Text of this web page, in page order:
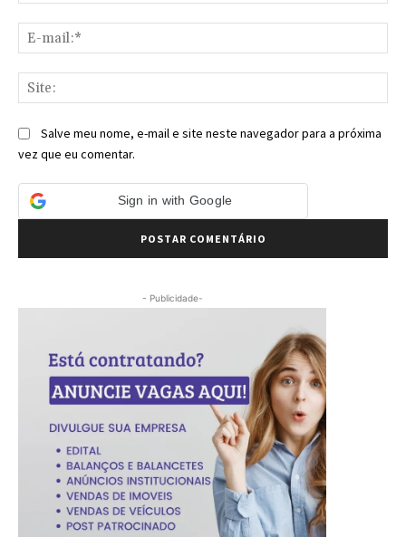
Salve meu nome, e-mail e site neste navegador para a próxima
vez que eu comentar.
Sign in with Google
- Publicidade-